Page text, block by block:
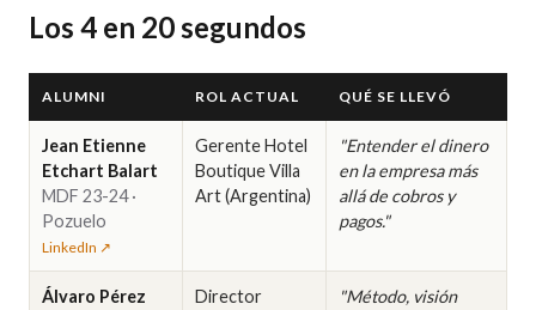
Los 4 en 20 segundos
ALUMNI ROL ACTUAL QUÉ SE LLEVÓ
Jean Etienne
Etchart Balart
MDF 23-24 ·
Pozuelo
LinkedIn ↗
Gerente Hotel
Boutique Villa
Art (Argentina)
"Entender el dinero
en la empresa más
allá de cobros y
pagos."
Álvaro Pérez
Director
"Método, visión